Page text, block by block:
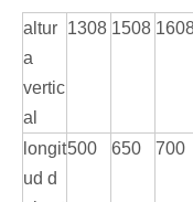
altur
a
vertic
al
1308 1508
longit
ud d
500 650 700